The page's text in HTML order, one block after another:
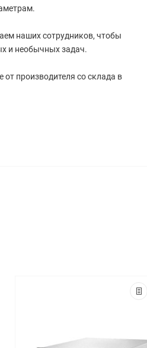
наших сотрудников, чтобы
и необычных задач.
от производителя со склада в